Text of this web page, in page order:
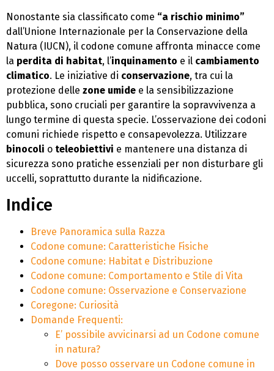
Nonostante sia classificato come “a rischio minimo”
dall’Unione Internazionale per la Conservazione della
Natura (IUCN), il codone comune affronta minacce come
la perdita di habitat, l’inquinamento e il cambiamento
climatico. Le iniziative di conservazione, tra cui la
protezione delle zone umide e la sensibilizzazione
pubblica, sono cruciali per garantire la sopravvivenza a
lungo termine di questa specie. L’osservazione dei codoni
comuni richiede rispetto e consapevolezza. Utilizzare
binocoli o teleobiettivi e mantenere una distanza di
sicurezza sono pratiche essenziali per non disturbare gli
uccelli, soprattutto durante la nidificazione.
Indice
Breve Panoramica sulla Razza
Codone comune: Caratteristiche Fisiche
Codone comune: Habitat e Distribuzione
Codone comune: Comportamento e Stile di Vita
Codone comune: Osservazione e Conservazione
Coregone: Curiosità
Domande Frequenti:
E’ possibile avvicinarsi ad un Codone comune
in natura?
Dove posso osservare un Codone comune in